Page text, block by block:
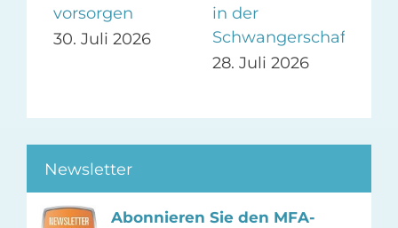
vorsorgen
30. Juli 2026
in der
Schwangerschaft
28. Juli 2026
Newsletter
Abonnieren Sie den MFA-